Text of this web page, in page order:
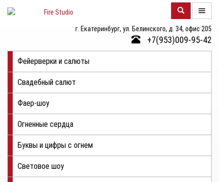
г. Екатеринбург, ул. Белинского, д. 34, офис 205
+7(953)009-95-42
КАТАЛОГ
ФОТОГАЛЕРЕЯ
КОНТАКТЫ
ЦЕНЫ
ОТЗЫВЫ
Фейерверки и салюты
Свадебный салют
Фаер-шоу
Огненные сердца
Буквы и цифры с огнем
Световое шоу